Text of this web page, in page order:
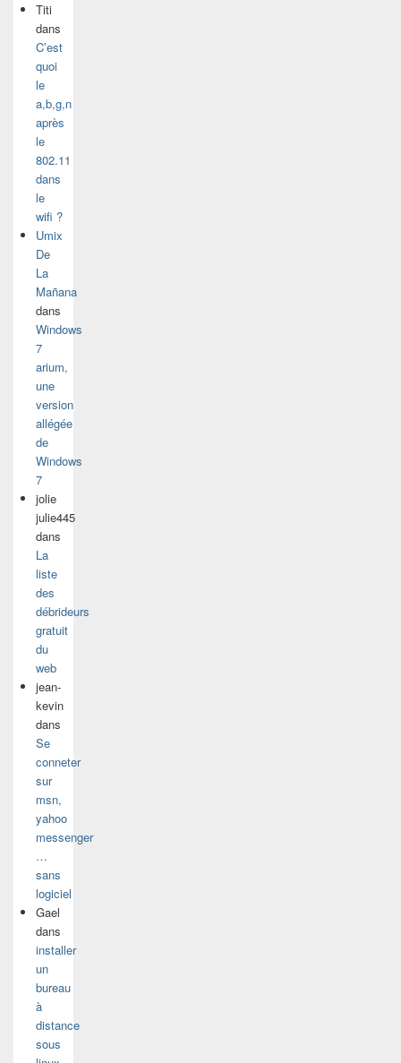
Titi
dans
C’est
quoi
le
a,b,g,n
après
le
802.11
dans
le
wifi ?
Umix
De
La
Mañana
dans
Windows
7
arium,
une
version
allégée
de
Windows
7
jolie
julie445
dans
La
liste
des
débrideurs
gratuit
du
web
jean-
kevin
dans
Se
conneter
sur
msn,
yahoo
messenger
…
sans
logiciel
Gael
dans
installer
un
bureau
à
distance
sous